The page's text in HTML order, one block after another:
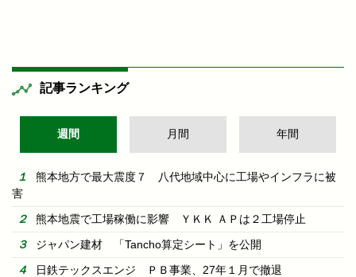
記事ランキング
週間 月間 年間
熊本地方で最大震度７ 八代地域中心に工場やインフラに被
害
熊本地震で工場稼働に影響 ＹＫＫ ＡＰは２工場停止
ジャパン建材 「Tancho算定シート」を公開
日鉄テックスエンジ ＰＢ事業、27年１月で撤退